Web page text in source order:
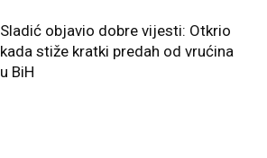
Sladić objavio dobre vijesti: Otkrio
kada stiže kratki predah od vrućina
u BiH